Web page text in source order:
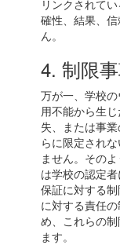
リンクされて
確性、結果、
ん。
4. 制限
万が一、学校
用不能から生
失、または事
らに限定され
ません。その
は学校の認定
保証に対する
に対する責任
め、これらの
ます。